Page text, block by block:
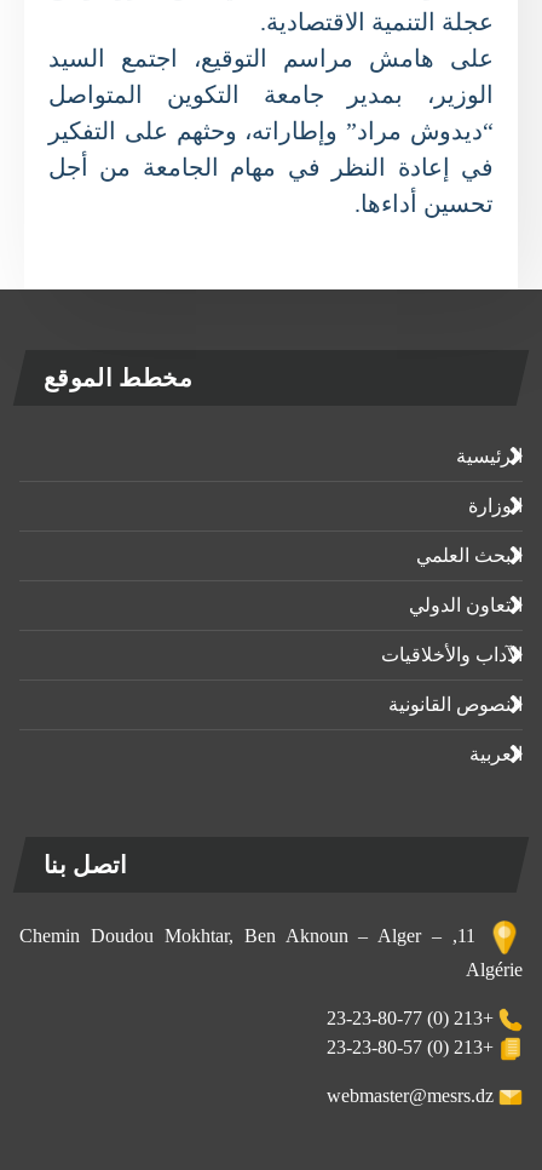
عجلة التنمية الاقتصادية.
على هامش مراسم التوقيع، اجتمع السيد
الوزير، بمدير جامعة التكوين المتواصل
“ديدوش مراد” وإطاراته، وحثهم على التفكير
في إعادة النظر في مهام الجامعة من أجل
تحسين أداءها.
مخطط الموقع
الرئيسية
الوزارة
البحث العلمي
التعاون الدولي
الآداب واﻷخلاقيات
النصوص القانونية
العربية
اتصل بنا
11, Chemin Doudou Mokhtar, Ben Aknoun – Alger –
Algérie
+213 (0) 23-23-80-77
+213 (0) 23-23-80-57
webmaster@mesrs.dz